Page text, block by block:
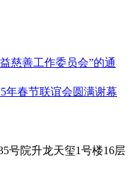
慈善工作委员会”的通
年春节联谊会圆满谢幕
号院升龙天玺1号楼16层